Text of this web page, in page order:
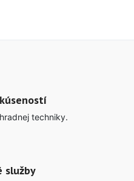
techniky.
služby